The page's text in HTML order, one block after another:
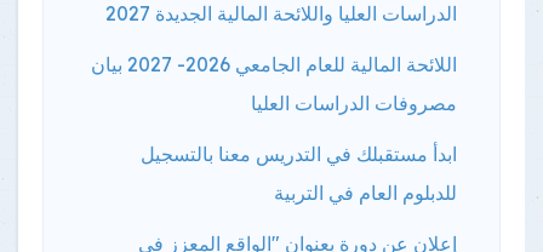
الدراسات العليا واللائحة المالية الجديدة 2027
اللائحة المالية للعام الجامعي 2026- 2027 بيان
مصروفات الدراسات العليا
ابدأ مستقبلك في التدريس معنا بالتسجيل
للدبلوم العام في التربية
إعلان عن دورة بعنوان "الواقع المعزز في